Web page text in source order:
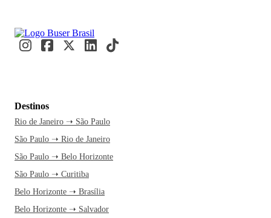
Destinos
Rio de Janeiro ➝ São Paulo
São Paulo ➝ Rio de Janeiro
São Paulo ➝ Belo Horizonte
São Paulo ➝ Curitiba
Belo Horizonte ➝ Brasília
Belo Horizonte ➝ Salvador